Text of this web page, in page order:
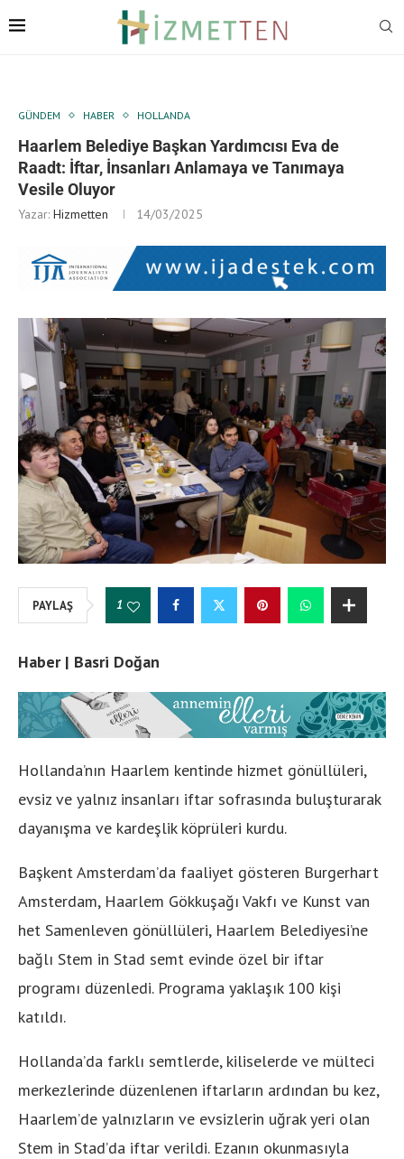
GÜNDEM HABER HOLLANDA
Haarlem Belediye Başkan Yardımcısı Eva de
Raadt: İftar, İnsanları Anlamaya ve Tanımaya
Vesile Oluyor
Yazar: Hizmetten 14/03/2025
PAYLAŞ 1
Haber | Basri Doğan
Hollanda’nın Haarlem kentinde hizmet gönüllüleri,
evsiz ve yalnız insanları iftar sofrasında buluşturarak
dayanışma ve kardeşlik köprüleri kurdu.
Başkent Amsterdam’da faaliyet gösteren Burgerhart
Amsterdam, Haarlem Gökkuşağı Vakfı ve Kunst van
het Samenleven gönüllüleri, Haarlem Belediyesi’ne
bağlı Stem in Stad semt evinde özel bir iftar
programı düzenledi. Programa yaklaşık 100 kişi
katıldı.
Hollanda’da farklı semtlerde, kiliselerde ve mülteci
merkezlerinde düzenlenen iftarların ardından bu kez,
Haarlem’de yalnızların ve evsizlerin uğrak yeri olan
Stem in Stad’da iftar verildi. Ezanın okunmasıyla